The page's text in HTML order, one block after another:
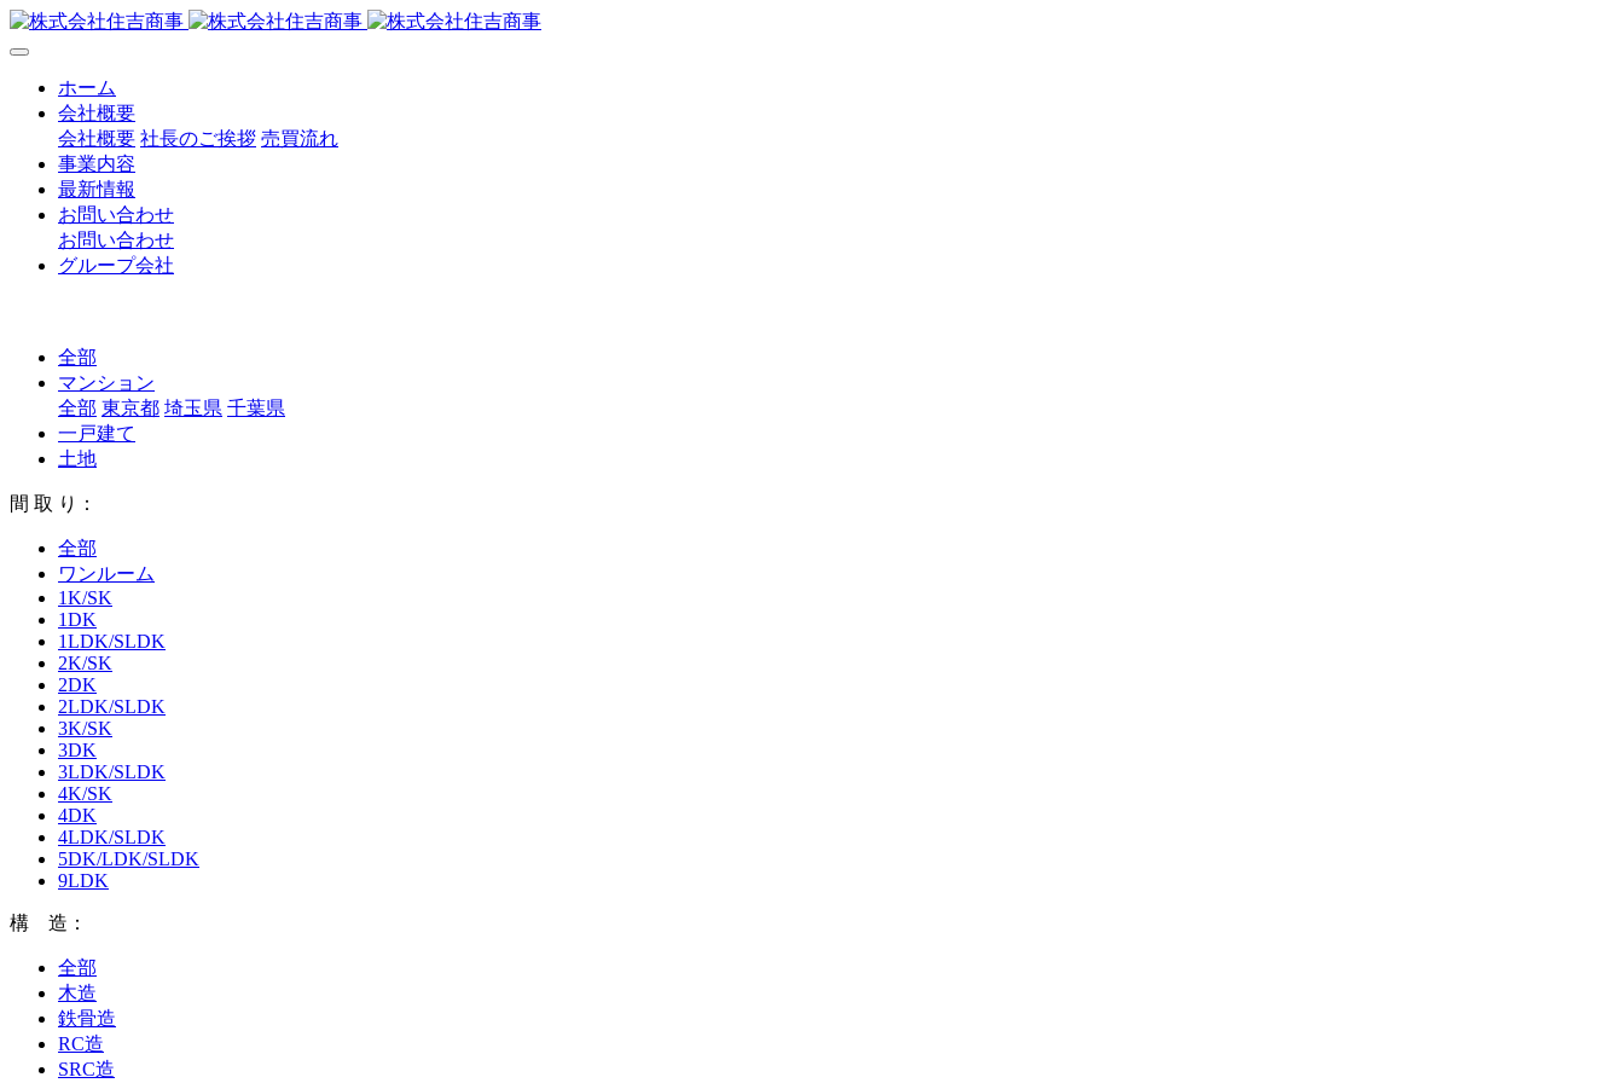
ホーム
会社概要
会社概要 社長のご挨拶 売買流れ
事業内容
最新情報
お問い合わせ
お問い合わせ
グループ会社
全部
マンション
全部 東京都 埼玉県 千葉県
一戸建て
土地
間 取 り：
全部
ワンルーム
1K/SK
1DK
1LDK/SLDK
2K/SK
2DK
2LDK/SLDK
3K/SK
3DK
3LDK/SLDK
4K/SK
4DK
4LDK/SLDK
5DK/LDK/SLDK
9LDK
構 造：
全部
木造
鉄骨造
RC造
SRC造